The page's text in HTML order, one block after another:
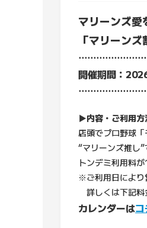
マリーンズ愛
「マリーンズ
開催期間：
▶内容・ご利用方
店頭でプロ野球「
“マリーンズ推し”
トンデミ利用料
※ご利用日により
詳しくは下記料
カレンダーは